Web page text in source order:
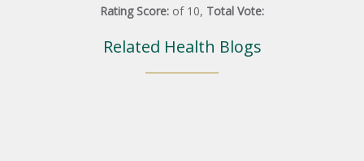
Rating Score: of 10, Total Vote:
Related Health Blogs